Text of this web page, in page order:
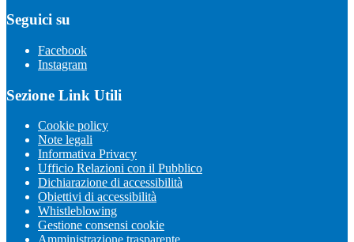
Seguici su
Facebook
Instagram
Sezione Link Utili
Cookie policy
Note legali
Informativa Privacy
Ufficio Relazioni con il Pubblico
Dichiarazione di accessibilità
Obiettivi di accessibilità
Whistleblowing
Gestione consensi cookie